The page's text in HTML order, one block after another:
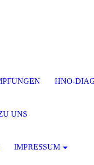
HNO-
UNS
IMPRESSUM